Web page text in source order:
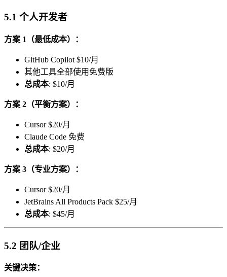
5.1 个人开发者
方案 1（最低成本）：
GitHub Copilot $10/月
其他工具全部使用免费版
总成本: $10/月
方案 2（平衡方案）：
Cursor $20/月
Claude Code 免费
总成本: $20/月
方案 3（专业方案）：
Cursor $20/月
JetBrains All Products Pack $25/月
总成本: $45/月
5.2 团队/企业
关键决策：